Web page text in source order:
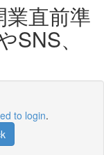
直前準
、
to login.